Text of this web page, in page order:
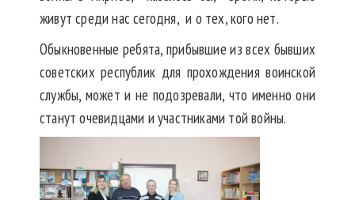
живут среди нас сегодня, и о тех, кого нет.
Обыкновенные ребята, прибывшие из всех бывших
советских республик для прохождения воинской
службы, может и не подозревали, что именно они
станут очевидцами и участниками той войны.